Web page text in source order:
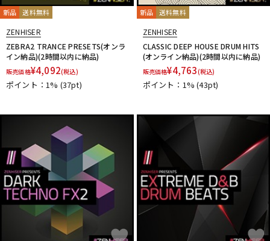
DJ機器 DTM
DTM オンライン納品 レコーディング機器
配信/ライブ機器 楽器アクセサリ
中古 ヴィンテージ
新品 送料無料
ZENHISER
ZEBRA2 TRANCE PRESETS(オンラ
イン納品)(2時間以内に納品)
販売価格¥4,092(税込)
ポイント：1% (37pt)
新品 送料無料
ZENHISER
CLASSIC DEEP HOUSE DRUM HITS
(オンライン納品)(2時間以内に納品)
販売価格¥4,763(税込)
ポイント：1%(43pt)